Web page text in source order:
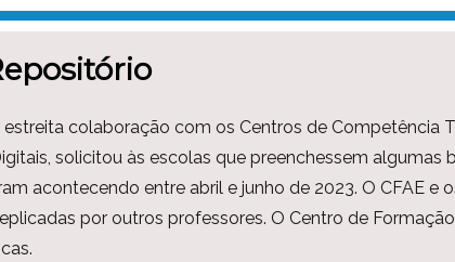
colaboração com os Centros de Competência
solicitou às escolas que preenchessem algumas
acontecendo entre abril e junho de 2023. O CFAE e
por outros professores. O Centro de Formação